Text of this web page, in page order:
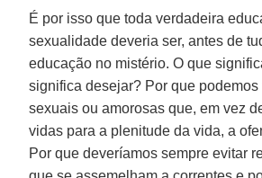
É por isso que toda verdadeira
sexualidade deveria ser, antes de
educação no mistério. O que
significa desejar? Por que
sexuais ou amorosas que, em vez
vidas para a plenitude da vida, a
Por que deveríamos sempre evitar